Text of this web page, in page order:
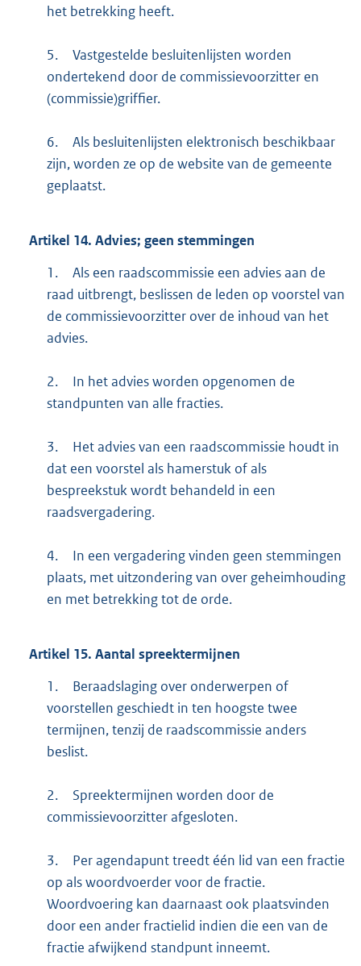
het betrekking heeft.
5.
Vastgestelde besluitenlijsten worden
ondertekend door de commissievoorzitter en
(commissie)griffier.
6.
Als besluitenlijsten elektronisch beschikbaar
zijn, worden ze op de website van de gemeente
geplaatst.
Artikel 14. Advies; geen stemmingen
1.
Als een raadscommissie een advies aan de
raad uitbrengt, beslissen de leden op voorstel van
de commissievoorzitter over de inhoud van het
advies.
2.
In het advies worden opgenomen de
standpunten van alle fracties.
3.
Het advies van een raadscommissie houdt in
dat een voorstel als hamerstuk of als
bespreekstuk wordt behandeld in een
raadsvergadering.
4.
In een vergadering vinden geen stemmingen
plaats, met uitzondering van over geheimhouding
en met betrekking tot de orde.
Artikel 15. Aantal spreektermijnen
1.
Beraadslaging over onderwerpen of
voorstellen geschiedt in ten hoogste twee
termijnen, tenzij de raadscommissie anders
beslist.
2.
Spreektermijnen worden door de
commissievoorzitter afgesloten.
3.
Per agendapunt treedt één lid van een fractie
op als woordvoerder voor de fractie.
Woordvoering kan daarnaast ook plaatsvinden
door een ander fractielid indien die een van de
fractie afwijkend standpunt inneemt.